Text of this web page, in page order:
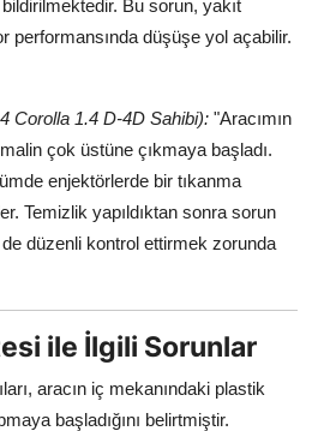
Bu sorun, yakıt
performansında düşüşe yol açabilir.
Corolla 1.4 D-4D Sahibi): "Aracımın
çok üstüne çıkmaya başladı.
enjektörlerde bir tıkanma
Temizlik yapıldıktan sonra sorun
düzenli kontrol ettirmek zorunda
ile İlgili Sorunlar
aracın iç mekanındaki plastik
başladığını belirtmiştir.